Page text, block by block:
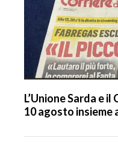
L’Unione Sarda e
10 agosto insieme